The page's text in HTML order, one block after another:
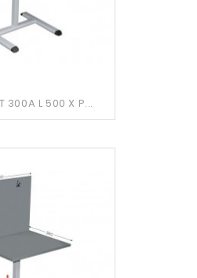
300A L 500 X P...